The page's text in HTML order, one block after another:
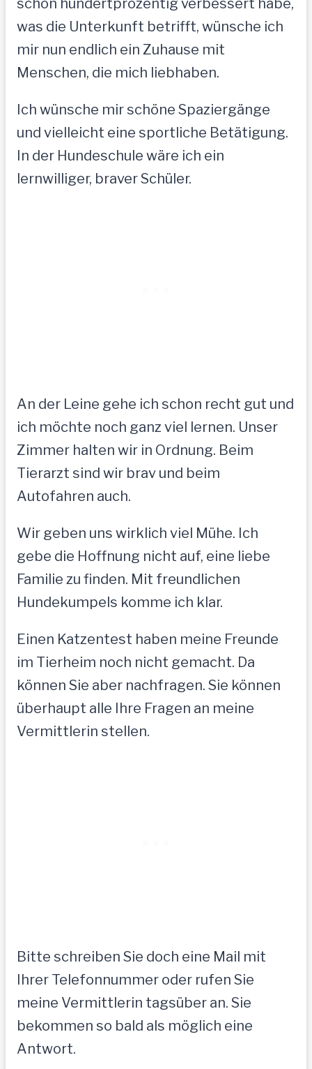
schon hundertprozentig verbessert habe,
was die Unterkunft betrifft, wünsche ich
mir nun endlich ein Zuhause mit
Menschen, die mich liebhaben.
Ich wünsche mir schöne Spaziergänge
und vielleicht eine sportliche Betätigung.
In der Hundeschule wäre ich ein
lernwilliger, braver Schüler.
An der Leine gehe ich schon recht gut und
ich möchte noch ganz viel lernen. Unser
Zimmer halten wir in Ordnung. Beim
Tierarzt sind wir brav und beim
Autofahren auch.
Wir geben uns wirklich viel Mühe. Ich
gebe die Hoffnung nicht auf, eine liebe
Familie zu finden. Mit freundlichen
Hundekumpels komme ich klar.
Einen Katzentest haben meine Freunde
im Tierheim noch nicht gemacht. Da
können Sie aber nachfragen. Sie können
überhaupt alle Ihre Fragen an meine
Vermittlerin stellen.
Bitte schreiben Sie doch eine Mail mit
Ihrer Telefonnummer oder rufen Sie
meine Vermittlerin tagsüber an. Sie
bekommen so bald als möglich eine
Antwort.